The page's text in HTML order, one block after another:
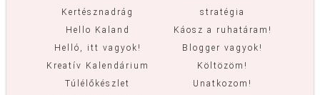
Kertésznadrág
Hello Kaland
Helló, itt vagyok!
Kreatív Kalendárium
Túlélőkészlet
stratégia
Káosz a ruhatáram!
Blogger vagyok!
Költözöm!
Unatkozom!